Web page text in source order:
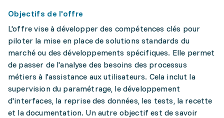
Objectifs de l'offre
L'offre vise à développer des compétences clés pour
piloter la mise en place de solutions standards du
marché ou des développements spécifiques. Elle permet
de passer de l'analyse des besoins des processus
métiers à l'assistance aux utilisateurs. Cela inclut la
supervision du paramétrage, le développement
d'interfaces, la reprise des données, les tests, la recette
et la documentation. Un autre objectif est de savoir